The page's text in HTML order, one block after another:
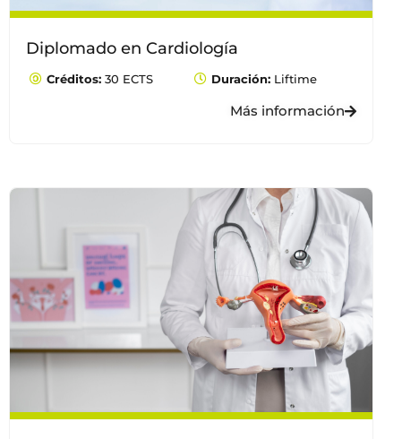
Diplomado en Cardiología
Créditos: 30 ECTS Duración: Liftime
Más información